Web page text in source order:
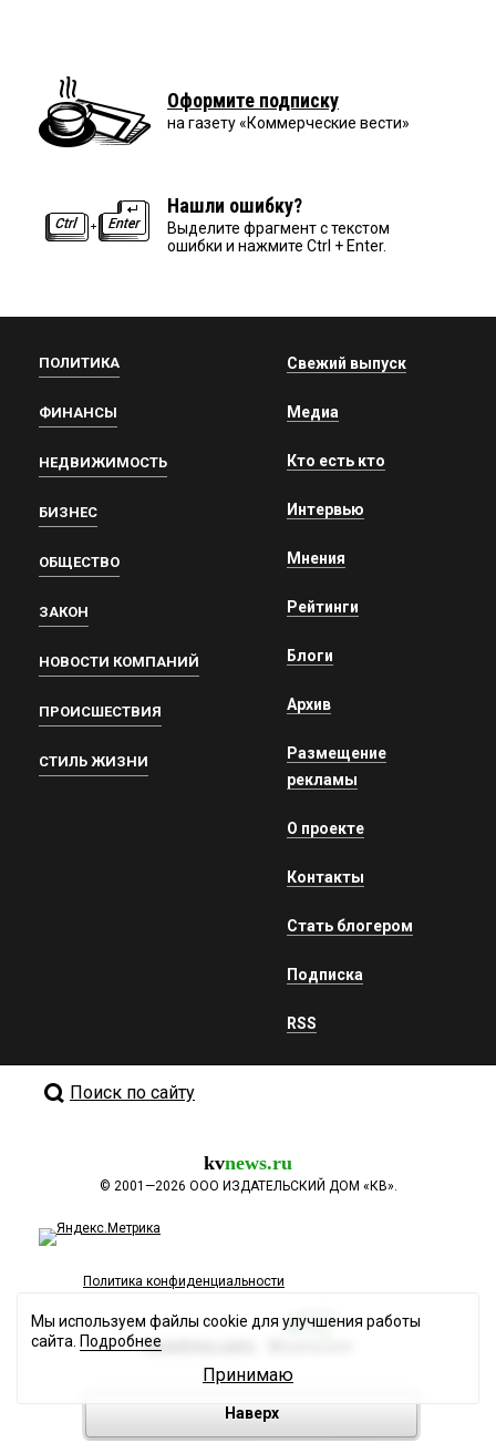
Оформите подписку
на газету «Коммерческие вести»
Нашли ошибку?
Выделите фрагмент с текстом
ошибки и нажмите Ctrl + Enter.
ПОЛИТИКА
ФИНАНСЫ
НЕДВИЖИМОСТЬ
БИЗНЕС
ОБЩЕСТВО
ЗАКОН
НОВОСТИ КОМПАНИЙ
ПРОИСШЕСТВИЯ
СТИЛЬ ЖИЗНИ
Свежий выпуск
Медиа
Кто есть кто
Интервью
Мнения
Рейтинги
Блоги
Архив
Размещение
рекламы
О проекте
Контакты
Стать блогером
Подписка
RSS
Поиск по сайту
kvnews.ru
© 2001—2026 ООО ИЗДАТЕЛЬСКИЙ ДОМ «КВ».
Политика конфиденциальности
Разработка сайта
Наверх
Мы используем файлы cookie для улучшения работы
сайта. Подробнее
Принимаю